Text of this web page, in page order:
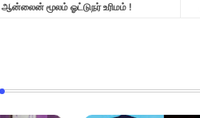
மூலம் ஓட்டுநர் உரிமம் !